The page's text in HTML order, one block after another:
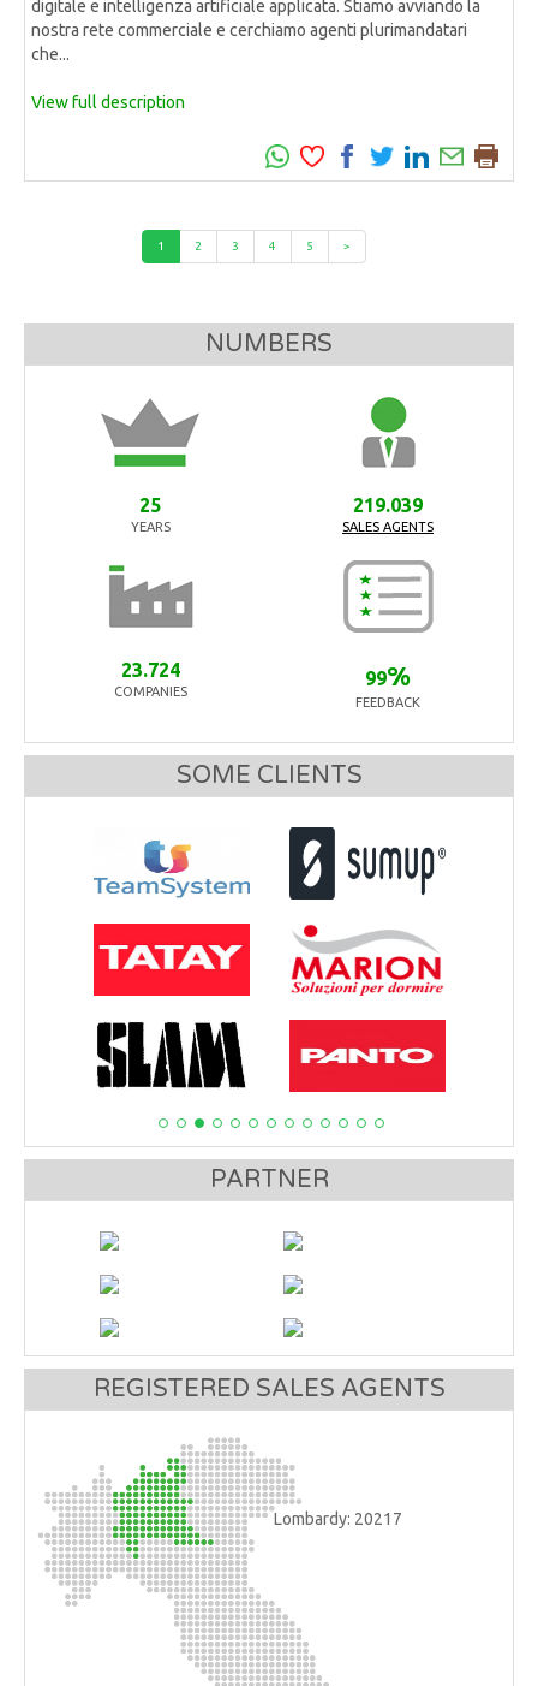
digitale e intelligenza artificiale applicata. Stiamo avviando la
nostra rete commerciale e cerchiamo agenti plurimandatari
che...
View full description
1 2 3 4 5 >
NUMBERS
25
YEARS
219.039
SALES AGENTS
23.724
COMPANIES
99%
FEEDBACK
SOME CLIENTS
PARTNER
REGISTERED SALES AGENTS
Lombardy: 20217
Trentino - Alto Adige: 6211